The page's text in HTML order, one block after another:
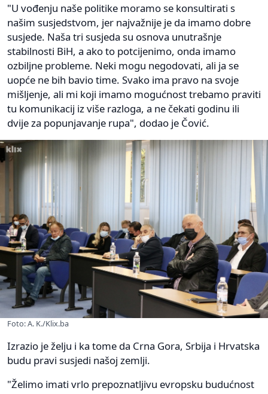
"U vođenju naše politike moramo se konsultirati s
našim susjedstvom, jer najvažnije je da imamo dobre
susjede. Naša tri susjeda su osnova unutrašnje
stabilnosti BiH, a ako to potcijenimo, onda imamo
ozbiljne probleme. Neki mogu negodovati, ali ja se
uopće ne bih bavio time. Svako ima pravo na svoje
mišljenje, ali mi koji imamo mogućnost trebamo praviti
tu komunikacij iz više razloga, a ne čekati godinu ili
dvije za popunjavanje rupa", dodao je Čović.
Foto: A. K./Klix.ba
Izrazio je želju i ka tome da Crna Gora, Srbija i Hrvatska
budu pravi susjedi našoj zemlji.
"Želimo imati vrlo prepoznatljivu evropsku budućnost